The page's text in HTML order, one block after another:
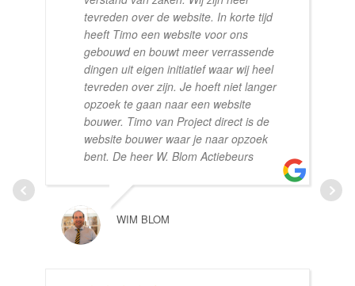
tevreden over de website. In korte tijd
heeft Timo een website voor ons
gebouwd en bouwt meer verrassende
dingen uit eigen initiatief waar wij heel
tevreden over zijn. Je hoeft niet langer
opzoek te gaan naar een website
bouwer. Timo van Project direct is de
website bouwer waar je naar opzoek
bent. De heer W. Blom Actiebeurs
WIM BLOM